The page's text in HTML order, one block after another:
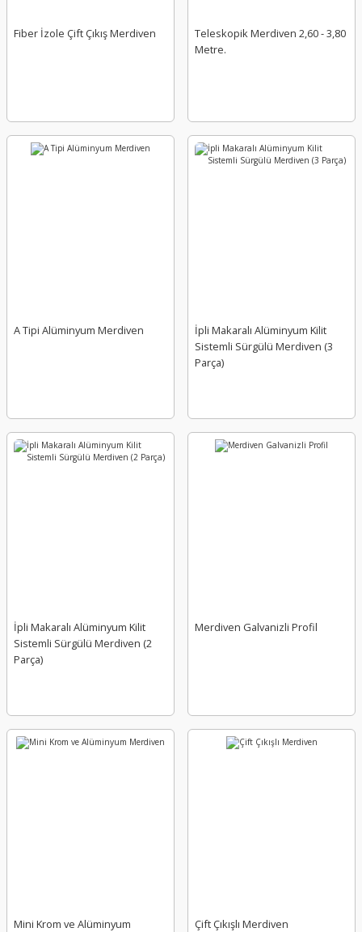
Fiber İzole Çift Çıkış Merdiven
Teleskopik Merdiven 2,60 - 3,80
Metre.
A Tipi Alüminyum Merdiven
İpli Makaralı Alüminyum Kilit
Sistemli Sürgülü Merdiven (3
Parça)
İpli Makaralı Alüminyum Kilit
Sistemli Sürgülü Merdiven (2
Parça)
Merdiven Galvanizli Profil
Mini Krom ve Alüminyum
Çift Çıkışlı Merdiven